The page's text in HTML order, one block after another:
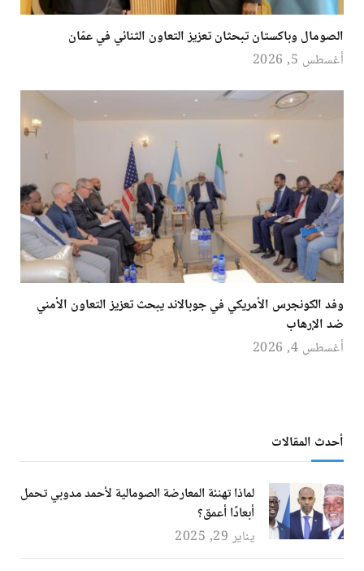
الصومال وباكستان تبحثان تعزيز التعاون الثنائي في عمّان
أغسطس 5, 2026
وفد الكونجرس الأمريكي في جوبالاند يبحث تعزيز التعاون الأمني
ضد الإرهاب
أغسطس 4, 2026
أحدث المقالات
لماذا تهنئة المعارضة الصومالية لأحمد مدوبي تحمل
أبعادًا أعمق؟
يناير 29, 2025